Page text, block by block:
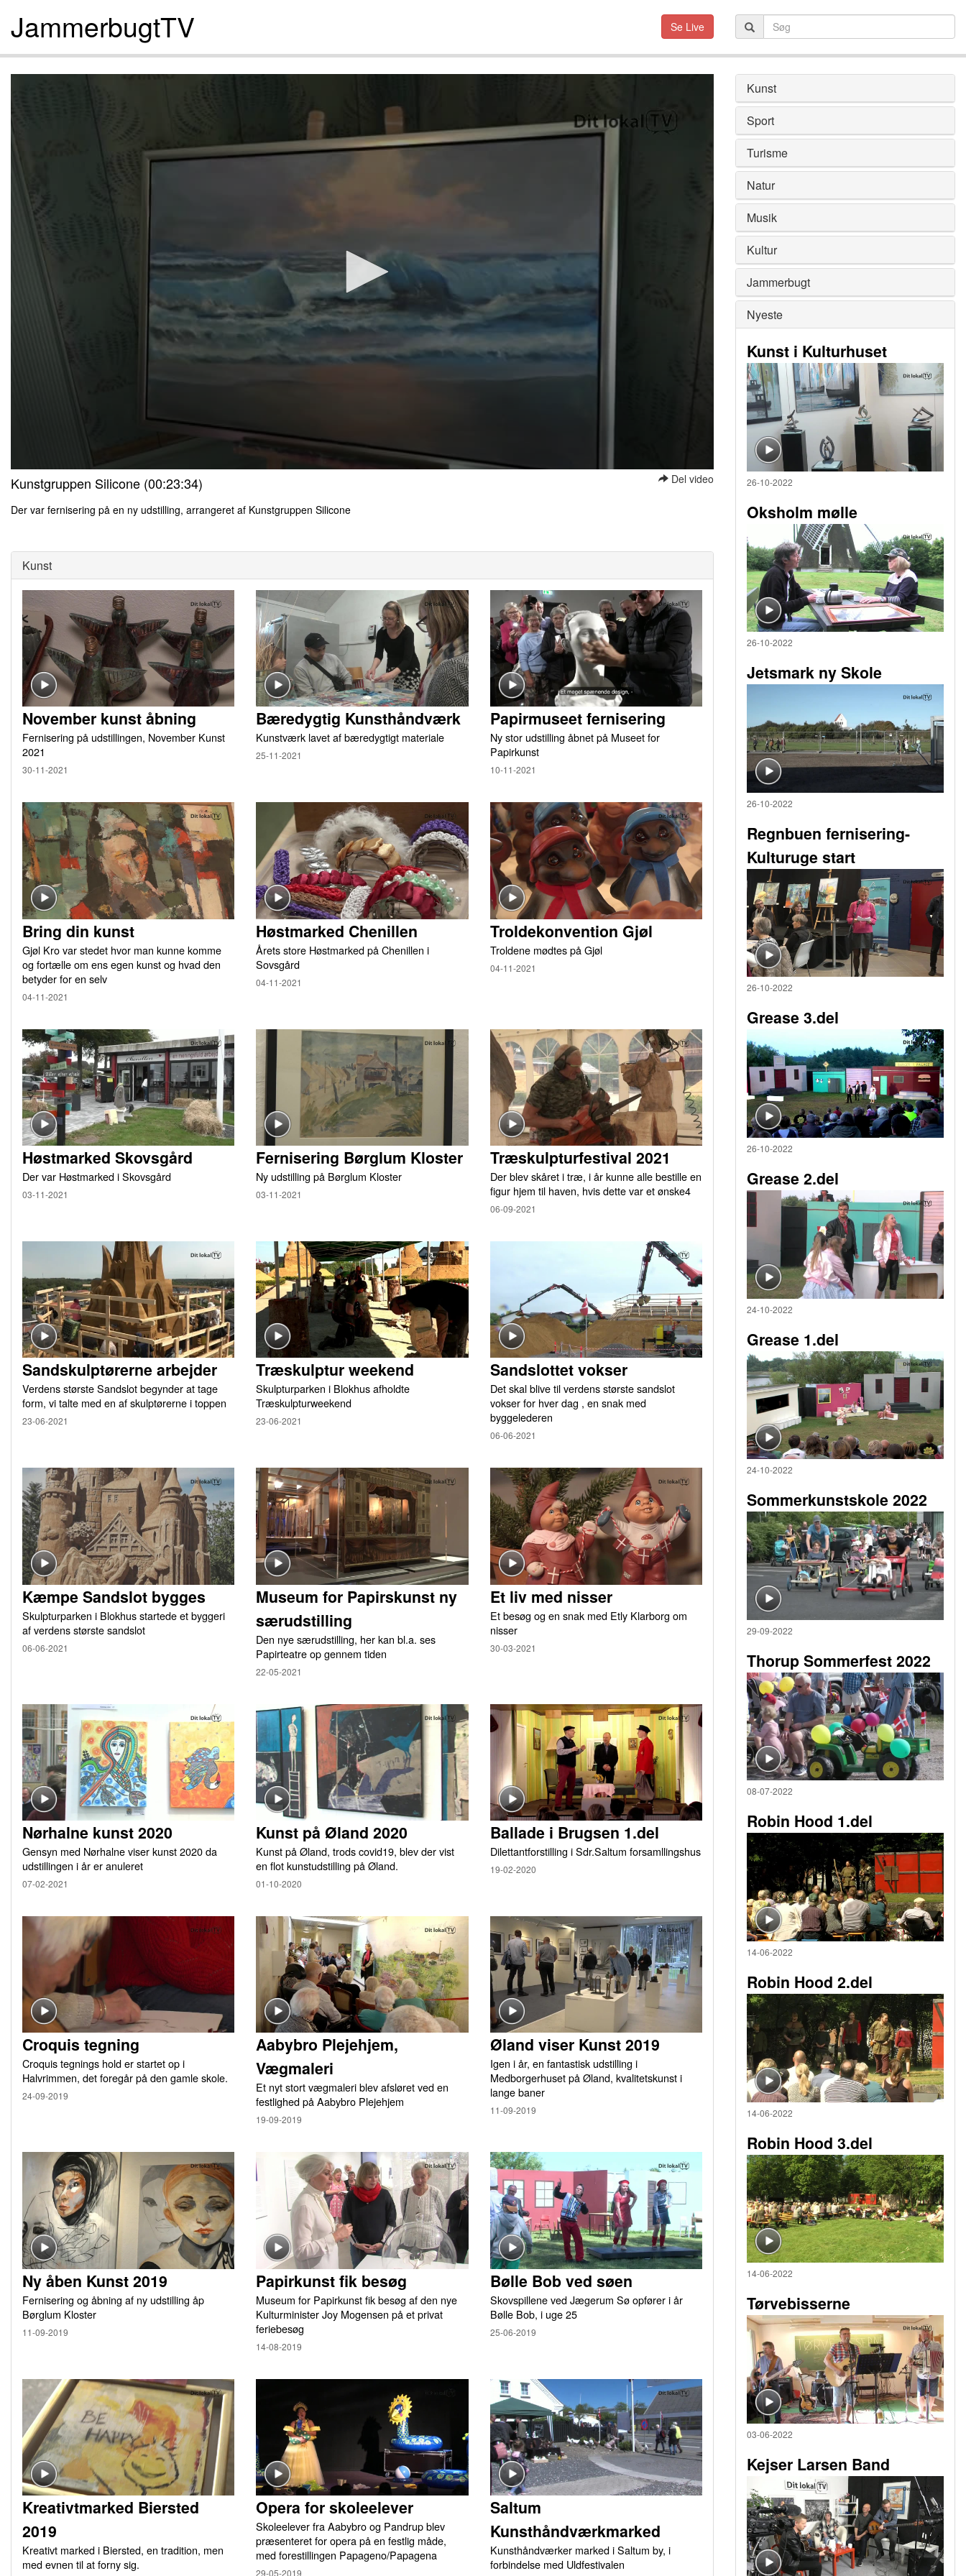
JammerbugtTV Se Live
seconds
0
Volume
Kunstgruppen Silicone (00:23:34) Del video
Der var fernisering på en ny udstilling, arrangeret af Kunstgruppen Silicone
of
seconds
Kunst
November kunst åbning
Fernisering på udstillingen, November Kunst
2021
30-11-2021
Bæredygtig Kunsthåndværk
Kunstværk lavet af bæredygtigt materiale
25-11-2021
Papirmuseet fernisering
Ny stor udstilling åbnet på Museet for
Papirkunst
10-11-2021
Bring din kunst
Gjøl Kro var stedet hvor man kunne komme
og fortælle om ens egen kunst og hvad den
betyder for en selv
04-11-2021
Høstmarked Chenillen
Årets store Høstmarked på Chenillen i
Sovsgård
04-11-2021
Troldekonvention Gjøl
Troldene mødtes på Gjøl
04-11-2021
Høstmarked Skovsgård
Der var Høstmarked i Skovsgård
03-11-2021
Fernisering Børglum Kloster
Ny udstilling på Børglum Kloster
03-11-2021
Træskulpturfestival 2021
Der blev skåret i træ, i år kunne alle bestille en
figur hjem til haven, hvis dette var et ønske4
06-09-2021
Sandskulptørerne arbejder
Verdens største Sandslot begynder at tage
form, vi talte med en af skulptørerne i toppen
23-06-2021
Træskulptur weekend
Skulpturparken i Blokhus afholdte
Træskulpturweekend
23-06-2021
Sandslottet vokser
Det skal blive til verdens største sandslot
vokser for hver dag , en snak med
byggelederen
06-06-2021
Kæmpe Sandslot bygges
Skulpturparken i Blokhus startede et byggeri
af verdens største sandslot
06-06-2021
Museum for Papirskunst ny
særudstilling
Den nye særudstilling, her kan bl.a. ses
Papirteatre op gennem tiden
22-05-2021
Et liv med nisser
Et besøg og en snak med Etly Klarborg om
nisser
30-03-2021
Nørhalne kunst 2020
Gensyn med Nørhalne viser kunst 2020 da
udstillingen i år er anuleret
07-02-2021
Kunst på Øland 2020
Kunst på Øland, trods covid19, blev der vist
en flot kunstudstilling på Øland.
01-10-2020
Ballade i Brugsen 1.del
Dilettantforstilling i Sdr.Saltum forsamllingshus
19-02-2020
Croquis tegning
Croquis tegnings hold er startet op i
Halvrimmen, det foregår på den gamle skole.
24-09-2019
Aabybro Plejehjem,
Vægmaleri
Et nyt stort vægmaleri blev afsløret ved en
festlighed på Aabybro Plejehjem
19-09-2019
Øland viser Kunst 2019
Igen i år, en fantastisk udstilling i
Medborgerhuset på Øland, kvalitetskunst i
lange baner
11-09-2019
Ny åben Kunst 2019
Fernisering og åbning af ny udstilling åp
Børglum Kloster
11-09-2019
Papirkunst fik besøg
Museum for Papirkunst fik besøg af den nye
Kulturminister Joy Mogensen på et privat
feriebesøg
14-08-2019
Bølle Bob ved søen
Skovspillene ved Jægerum Sø opfører i år
Bølle Bob, i uge 25
25-06-2019
Kreativtmarked Biersted
2019
Kreativt marked i Biersted, en tradition, men
med evnen til at forny sig.
Opera for skoleelever
Skoleelever fra Aabybro og Pandrup blev
præsenteret for opera på en festlig måde,
med forestillingen Papageno/Papagena
29-05-2019
Saltum
Kunsthåndværkmarked
Kunsthåndværker marked i Saltum by, i
forbindelse med Uldfestivalen
Kunst
Sport
Turisme
Natur
Musik
Kultur
Jammerbugt
Nyeste
Kunst i Kulturhuset
26-10-2022
Oksholm mølle
26-10-2022
Jetsmark ny Skole
26-10-2022
Regnbuen fernisering-
Kulturuge start
26-10-2022
Grease 3.del
26-10-2022
Grease 2.del
24-10-2022
Grease 1.del
24-10-2022
Sommerkunstskole 2022
29-09-2022
Thorup Sommerfest 2022
08-07-2022
Robin Hood 1.del
14-06-2022
Robin Hood 2.del
14-06-2022
Robin Hood 3.del
14-06-2022
Tørvebisserne
03-06-2022
Kejser Larsen Band